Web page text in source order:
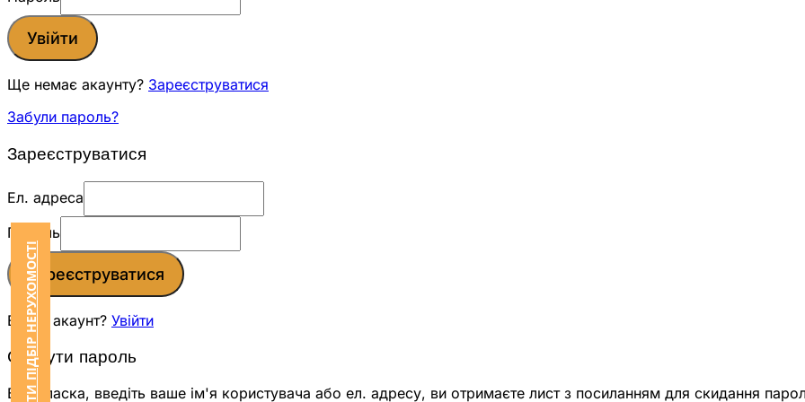
ЗАМОВИТИ ПІДБІР НЕРУХОМОСТІ
Увійти
Ще немає акаунту? Зареєструватися
Забули пароль?
Зареєструватися
Ел. адреса
Пароль
Зареєструватися
Вже є акаунт? Увійти
Скинути пароль
Будь ласка, введіть ваше ім'я користувача або ел. адресу, ви отримаєте лист з посиланням для скидання